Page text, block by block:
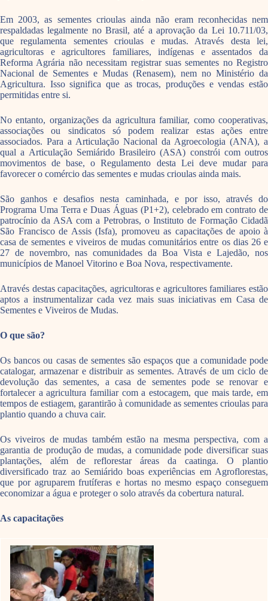
Em 2003, as sementes crioulas ainda não eram reconhecidas nem
respaldadas legalmente no Brasil, até a aprovação da Lei 10.711/03,
que regulamenta sementes crioulas e mudas. Através desta lei,
agricultoras e agricultores familiares, indígenas e assentados da
Reforma Agrária não necessitam registrar suas sementes no Registro
Nacional de Sementes e Mudas (Renasem), nem no Ministério da
Agricultura. Isso significa que as trocas, produções e vendas estão
permitidas entre si.
No entanto, organizações da agricultura familiar, como cooperativas,
associações ou sindicatos só podem realizar estas ações entre
associados. Para a Articulação Nacional da Agroecologia (ANA), a
qual a Articulação Semiárido Brasileiro (ASA) constrói com outros
movimentos de base, o Regulamento desta Lei deve mudar para
favorecer o comércio das sementes e mudas crioulas ainda mais.
São ganhos e desafios nesta caminhada, e por isso, através do
Programa Uma Terra e Duas Águas (P1+2), celebrado em contrato de
patrocínio da ASA com a Petrobras, o Instituto de Formação Cidadã
São Francisco de Assis (Isfa), promoveu as capacitações de apoio à
casa de sementes e viveiros de mudas comunitários entre os dias 26 e
27 de novembro, nas comunidades da Boa Vista e Lajedão, nos
municípios de Manoel Vitorino e Boa Nova, respectivamente.
Através destas capacitações, agricultoras e agricultores familiares estão
aptos a instrumentalizar cada vez mais suas iniciativas em Casa de
Sementes e Viveiros de Mudas.
O que são?
Os bancos ou casas de sementes são espaços que a comunidade pode
catalogar, armazenar e distribuir as sementes. Através de um ciclo de
devolução das sementes, a casa de sementes pode se renovar e
fortalecer a agricultura familiar com a estocagem, que mais tarde, em
tempos de estiagem, garantirão à comunidade as sementes crioulas para
plantio quando a chuva cair.
Os viveiros de mudas também estão na mesma perspectiva, com a
garantia de produção de mudas, a comunidade pode diversificar suas
plantações, além de reflorestar áreas da caatinga. O plantio
diversificado traz ao Semiárido boas experiências em Agroflorestas,
que por agruparem frutíferas e hortas no mesmo espaço conseguem
economizar a água e proteger o solo através da cobertura natural.
As capacitações